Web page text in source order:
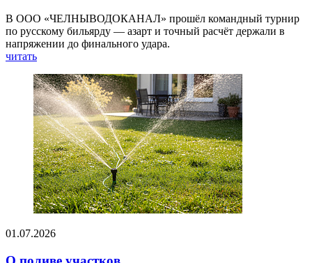
В ООО «ЧЕЛНЫВОДОКАНАЛ» прошёл командный турнир
по русскому бильярду — азарт и точный расчёт держали в
напряжении до финального удара.
читать
01.07.2026